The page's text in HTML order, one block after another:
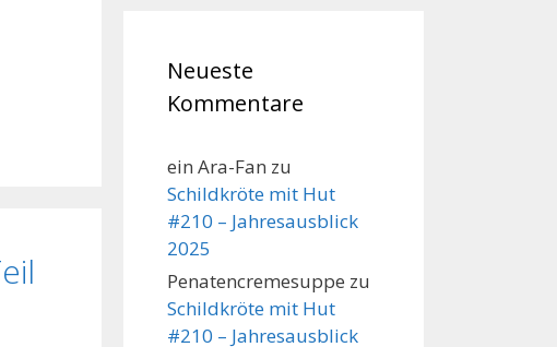
Neueste
Kommentare
ein Ara-Fan zu
Schildkröte mit Hut
#210 – Jahresausblick
2025
Penatencremesuppe zu
Schildkröte mit Hut
#210 – Jahresausblick